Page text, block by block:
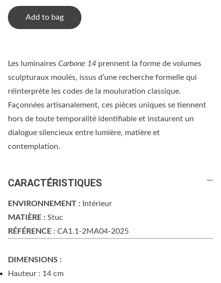
Add to bag
Les luminaires Carbone 14 prennent la forme de volumes
sculpturaux moulés, issus d’une recherche formelle qui
réinterprète les codes de la mouluration classique.
Façonnées artisanalement, ces pièces uniques se tiennent
hors de toute temporalité identifiable et instaurent un
dialogue silencieux entre lumière, matière et
contemplation.
CARACTÉRISTIQUES
ENVIRONNEMENT : Intérieur
MATIÈRE : Stuc
RÉFÉRENCE : CA1.1-2MA04-2025
DIMENSIONS :
Hauteur : 14 cm